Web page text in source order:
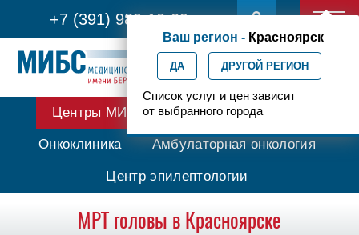
+7 (391) 989-10-29
Ваш регион - Красноярск
ДА ДРУГОЙ РЕГИОН
Список услуг и цен зависит
от выбранного города
Центры МИБС Протонная терапия
Онкоклиника Амбулаторная онкология
Центр эпилептологии
МРТ головы в Красноярске